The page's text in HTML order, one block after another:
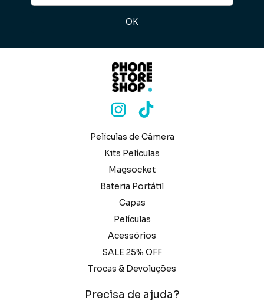
Películas de Câmera
Kits Películas
Magsocket
Bateria Portátil
Capas
Películas
Acessórios
SALE 25% OFF
Trocas & Devoluções
Precisa de ajuda?